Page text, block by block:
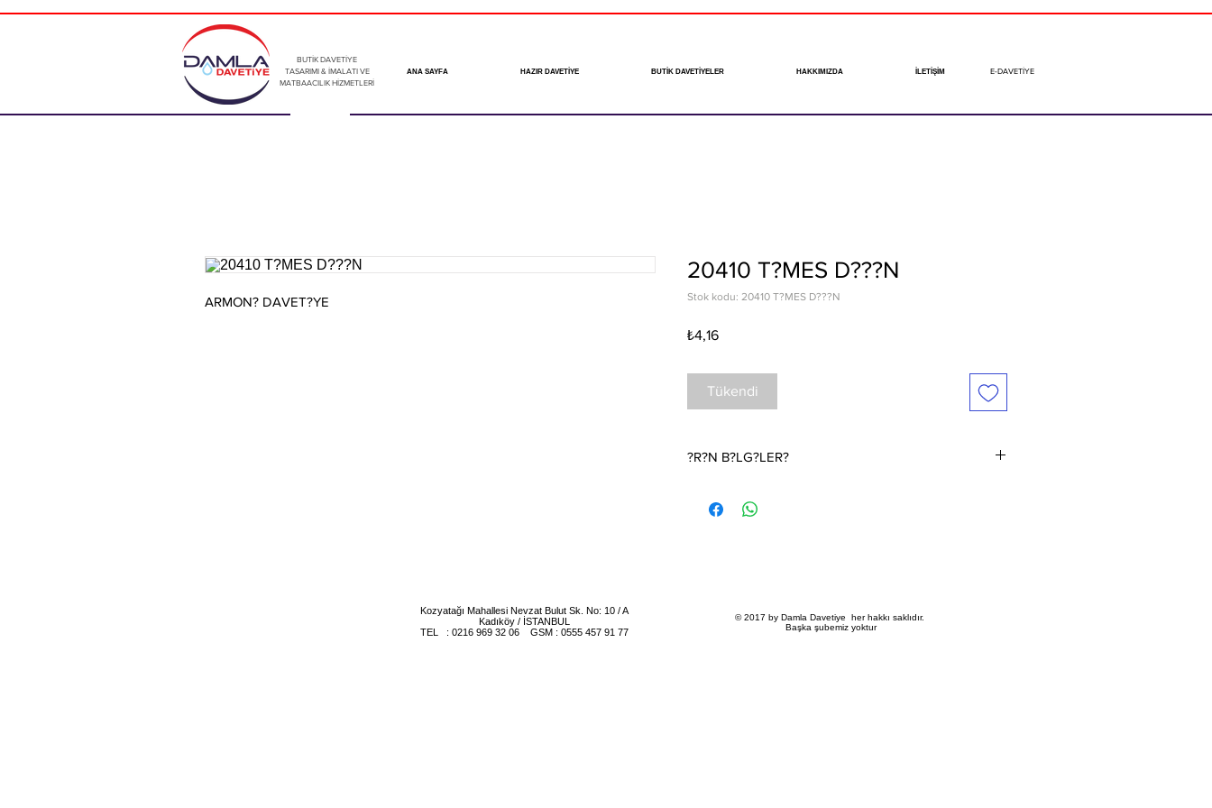
BUTİK DAVETİYE
TASARIMI & İMALATI VE
MATBAACILIK HİZMETLERİ
ANA SAYFA HAZIR DAVETİYE BUTİK DAVETİYELER HAKKIMIZDA İLETİŞİM E-DAVETİYE
ARMON? DAVET?YE
20410 T?MES D???N
Stok kodu: 20410 T?MES D???N
₺4,16
Tükendi
?R?N B?LG?LER?
sipari? 50 Adet olup, fiyatlara K.D.V. dahildir
Kozyatağı Mahallesi Nevzat Bulut Sk. No: 10 / A
Kadıköy / İSTANBUL
TEL : 0216 969 32 06 GSM : 0555 457 91 77
© 2017 by Damla Davetiye her hakkı saklıdır.
Başka şubemiz yoktur